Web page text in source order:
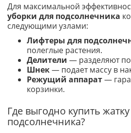
Для максимальной
уборки для подсолнечника
следующими узлами:
Лифтеры для
полеглые растения.
Делители — разделяют
Шнек— подает массу в
Режущий аппарат—
корзинки.
Где выгодно купить
подсолнечника?